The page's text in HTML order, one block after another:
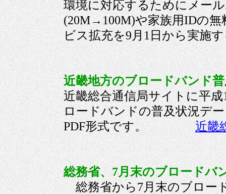
環境に対応するためにメー
(20M→100M)や家族用IDの
ビス拡充を9月1日から
近畿地方のブロードバンド
近畿総合通信局サイトに平
ロードバンドの普及状況デ
PDF形式です。近畿
総務省、7月末のブロード
総務省から7月末のブロー